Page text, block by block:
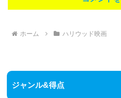
ホーム ハリウッド映画
ジャンル&得点